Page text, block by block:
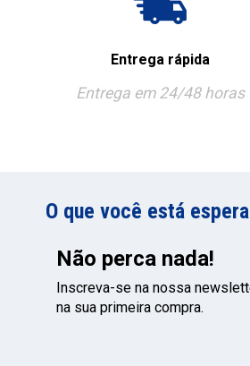
Entrega rápida
Entrega em 24/48 horas
O que você está
Não perca nada!
Inscreva-se na nossa
na sua primeira compra.